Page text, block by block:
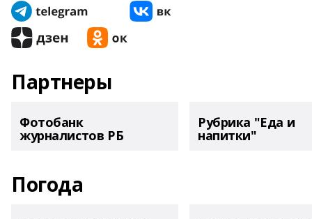
Партнеры
Фотобанк
журналистов РБ
Рубрика "Еда и
напитки"
Погода